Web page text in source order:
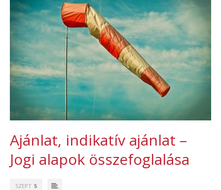
Ajánlat, indikatív ajánlat –
Jogi alapok összefoglalása
SZEPT 5